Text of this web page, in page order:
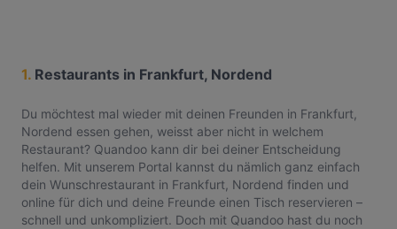
1. Restaurants in Frankfurt, Nordend
Du möchtest mal wieder mit deinen Freunden in Frankfurt,
Nordend essen gehen, weisst aber nicht in welchem
Restaurant? Quandoo kann dir bei deiner Entscheidung
helfen. Mit unserem Portal kannst du nämlich ganz einfach
dein Wunschrestaurant in Frankfurt, Nordend finden und
online für dich und deine Freunde einen Tisch reservieren –
schnell und unkompliziert. Doch mit Quandoo hast du noch